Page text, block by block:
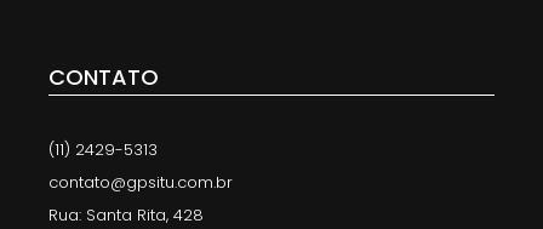
CONTATO
(11) 2429-5313
contato@gpsitu.com.br
Rua: Santa Rita, 428